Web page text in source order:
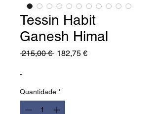
Tessin Habit
Ganesh Himal
215,00 € Preço
182,75 €Preço
-
Quantidade *